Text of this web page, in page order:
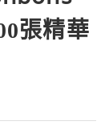
張精華